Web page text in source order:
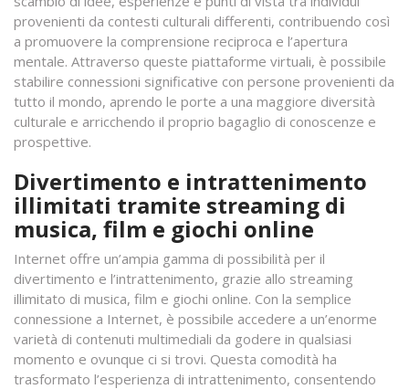
provenienti da contesti culturali differenti, contribuendo così
a promuovere la comprensione reciproca e l’apertura
mentale. Attraverso queste piattaforme virtuali, è possibile
stabilire connessioni significative con persone provenienti da
tutto il mondo, aprendo le porte a una maggiore diversità
culturale e arricchendo il proprio bagaglio di conoscenze e
prospettive.
Divertimento e intrattenimento
illimitati tramite streaming di
musica, film e giochi online
Internet offre un’ampia gamma di possibilità per il
divertimento e l’intrattenimento, grazie allo streaming
illimitato di musica, film e giochi online. Con la semplice
connessione a Internet, è possibile accedere a un’enorme
varietà di contenuti multimediali da godere in qualsiasi
momento e ovunque ci si trovi. Questa comodità ha
trasformato l’esperienza di intrattenimento, consentendo